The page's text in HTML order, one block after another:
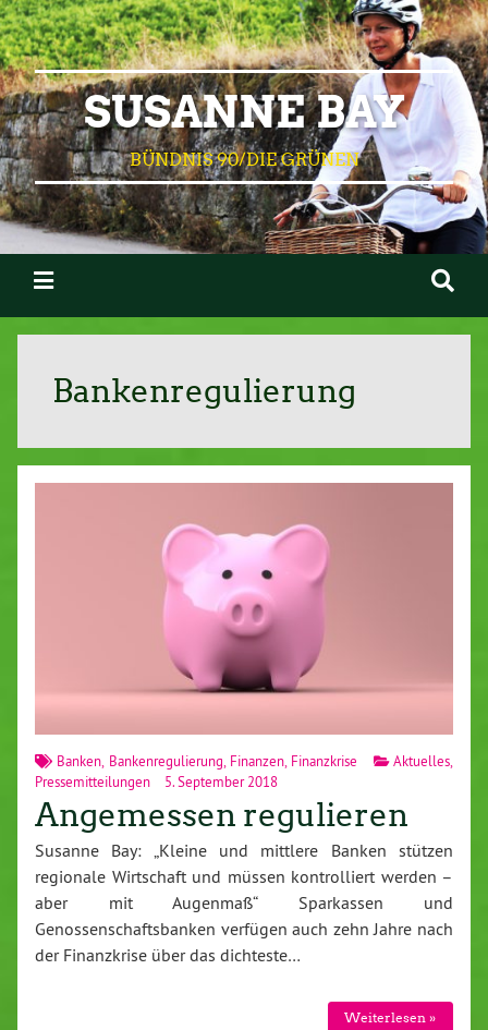
SUSANNE BAY
BÜNDNIS 90/DIE GRÜNEN
Bankenregulierung
Banken Bankenregulierung Finanzen Finanzkrise Aktuelles
Pressemitteilungen
5. September 2018
Angemessen regulieren
Susanne Bay: „Kleine und mittlere Banken stützen
regionale Wirtschaft und müssen kontrolliert werden –
aber mit Augenmaß“ Sparkassen und
Genossenschaftsbanken verfügen auch zehn Jahre nach
der Finanzkrise über das dichteste…
Weiterlesen »